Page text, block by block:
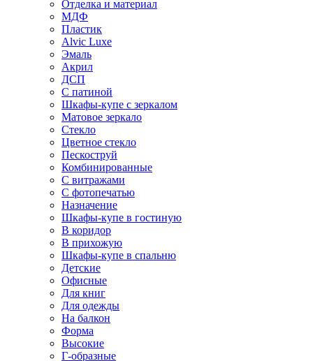
Отделка и материал
МДФ
Пластик
Alvic Luxe
Эмаль
Акрил
ДСП
С патиной
Шкафы-купе с зеркалом
Матовое зеркало
Стекло
Цветное стекло
Пескоструй
Комбинированные
С витражами
С фотопечатью
Назначение
Шкафы-купе в гостиную
В коридор
В прихожую
Шкафы-купе в спальню
Детские
Офисные
Для книг
Для одежды
На балкон
Форма
Высокие
Г-образные